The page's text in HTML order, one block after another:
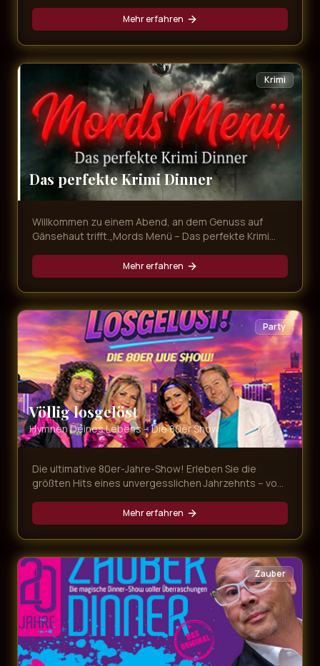
musikalische Zeitreise von den 60ern bis heute
mitnimmt. Freuen Sie sich auf unvergessliche
Evergreens, emotionale Balladen und Partykracher
von den größten Schlagerstars – live präsentiert in
exklusivem Ambiente und begleitet von einem
köstlichen Dinner!
Mehr erfahren
Krimi
Das perfekte Krimi Dinner
Willkommen zu einem Abend, an dem Genuss auf
Gänsehaut trifft.„Mords Menü – Das perfekte Krimi
interaktives Erlebnis voller Intrigen, Geheimnisse und
überraschender Wendungen. Während Sie ein
exquisites Mehr-Gänge-Menü genießen, entfaltet
sich direkt vor Ihren Augen ein packender Kriminalfall.
Mehr erfahren
Party
Völlig losgelöst
Hymnen Deines Lebens – Die 80er Show
Die ultimative 80er-Jahre-Show! Erleben Sie die
größten Hits eines unvergesslichen Jahrzehnts – von
Zeitreise in die Ära der Neonfarben und legendären
Popsongs.
Mehr erfahren
Zauber